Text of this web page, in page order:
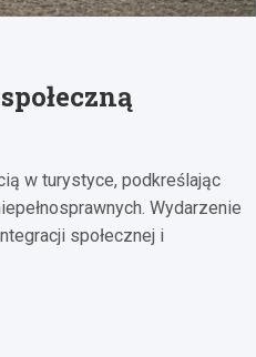
w turystyce, podkreślając
Wydarzenie
społecznej i